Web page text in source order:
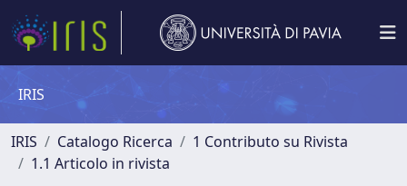
IRIS
IRIS Catalogo Ricerca
1 Contributo su Rivista
1.1 Articolo in rivista